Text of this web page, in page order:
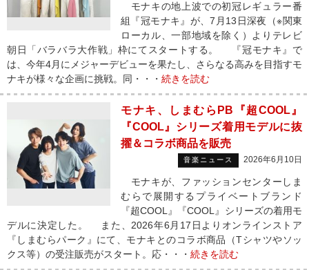
モナキの地上波での初冠レギュラー番
組『冠モナキ』が、7月13日深夜（※関東
ローカル、一部地域を除く）よりテレビ
朝日「バラバラ大作戦」枠にてスタートする。 『冠モナキ』で
は、今年4月にメジャーデビューを果たし、さらなる高みを目指すモ
ナキが様々な企画に挑戦。同・・・ 続きを読む
モナキ、しまむらPB『超COOL』
『COOL』シリーズ着用モデルに抜
擢＆コラボ商品を販売
音楽ニュース 2026年6月10日
モナキが、ファッションセンターしま
むらで展開するプライベートブランド
『超COOL』『COOL』シリーズの着用モ
デルに決定した。 また、2026年6月17日よりオンラインストア
『しまむらパーク』にて、モナキとのコラボ商品（Tシャツやソッ
クス等）の受注販売がスタート。応・・・ 続きを読む